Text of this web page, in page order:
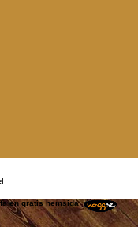
en gratis hemsida